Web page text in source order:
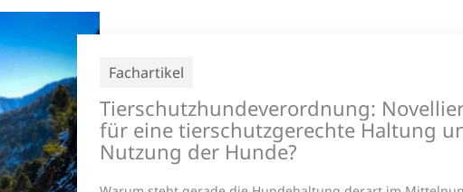
Fachartikel
Tierschutzhundeverordnung:
für eine tierschutzgerechte Haltung
Nutzung der Hunde?